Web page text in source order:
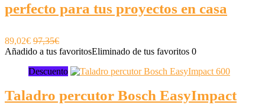
perfecto para tus proyectos en casa
89,02€ 97,35€
Añadido a tus favoritosEliminado de tus favoritos 0
Descuento
Taladro percutor Bosch EasyImpact